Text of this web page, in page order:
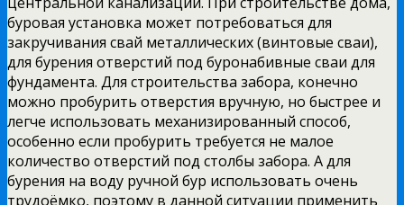
буровая установка может потребоваться для
закручивания свай металлических (винтовые сваи),
для бурения отверстий под буронабивные сваи для
фундамента. Для строительства забора, конечно
можно пробурить отверстия вручную, но быстрее и
легче использовать механизированный способ,
особенно если пробурить требуется не малое
количество отверстий под столбы забора. А для
бурения на воду ручной бур использовать очень
трудоёмко, поэтому в данной ситуации применить